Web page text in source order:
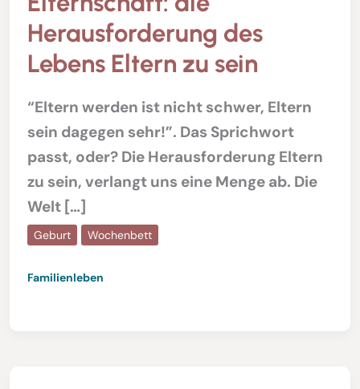
Herausforderung des
Lebens Eltern zu sein
“Eltern werden ist nicht schwer, Eltern
sein dagegen sehr!”. Das Sprichwort
passt, oder? Die Herausforderung Eltern
zu sein, verlangt uns eine Menge ab. Die
Welt […]
Geburt Wochenbett
Familienleben